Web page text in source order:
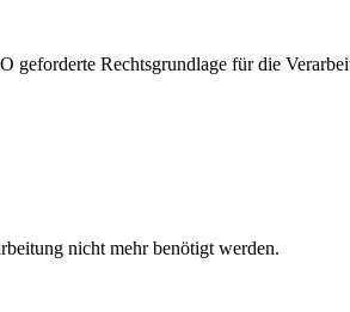
Rechtsgrundlage für die
nicht mehr benötigt werden.